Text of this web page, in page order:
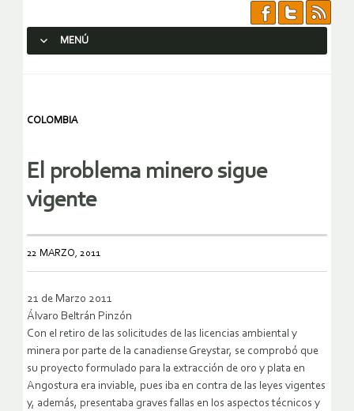
MENÚ
COLOMBIA
El problema minero sigue
vigente
22 MARZO, 2011
21 de Marzo 2011
Álvaro Beltrán Pinzón
Con el retiro de las solicitudes de las licencias ambiental y
minera por parte de la canadiense Greystar, se comprobó que
su proyecto formulado para la extracción de oro y plata en
Angostura era inviable, pues iba en contra de las leyes vigentes
y, además, presentaba graves fallas en los aspectos técnicos y